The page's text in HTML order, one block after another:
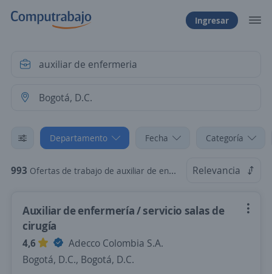
Ingresar
Departamento Fecha Categoría
993 Ofertas de trabajo de auxiliar de enfermeria en Bogotá, D.C. Relevancia
Auxiliar de enfermería / servicio salas de
cirugía
4,6
Adecco Colombia S.A.
Bogotá, D.C., Bogotá, D.C.